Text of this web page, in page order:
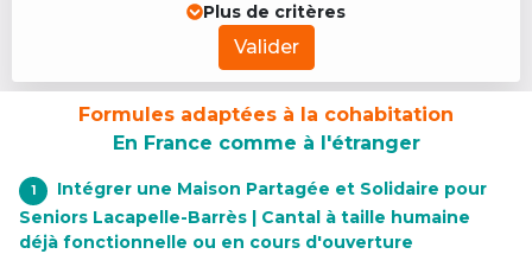
Plus de critères
Valider
Formules adaptées à la cohabitation
En France comme à l'étranger
1
Intégrer une Maison Partagée et Solidaire pour
Seniors Lacapelle-Barrès | Cantal à taille humaine
déjà fonctionnelle ou en cours d'ouverture